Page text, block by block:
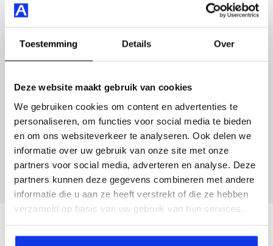
Toestemming Details Over
Deze website maakt gebruik van cookies
We gebruiken cookies om content en advertenties te
personaliseren, om functies voor social media te bieden
en om ons websiteverkeer te analyseren. Ook delen we
informatie over uw gebruik van onze site met onze
partners voor social media, adverteren en analyse. Deze
partners kunnen deze gegevens combineren met andere
informatie die u aan ze heeft verstrekt of die ze hebben
verzameld op basis van uw gebruik van hun services.
Je koopt hem voor € 9.395,- maar je kan deze Peugeot
Maak snel een afspraak in de showroom of bestel hem
inruilauto mee te sturen.
Kenteken huidige auto
Inruilvoorstel aanvragen
Wanneer je foto’s meestuurt ontvang je op
maandag tot en met vrijdag binnen enkele uren
een voorstel.